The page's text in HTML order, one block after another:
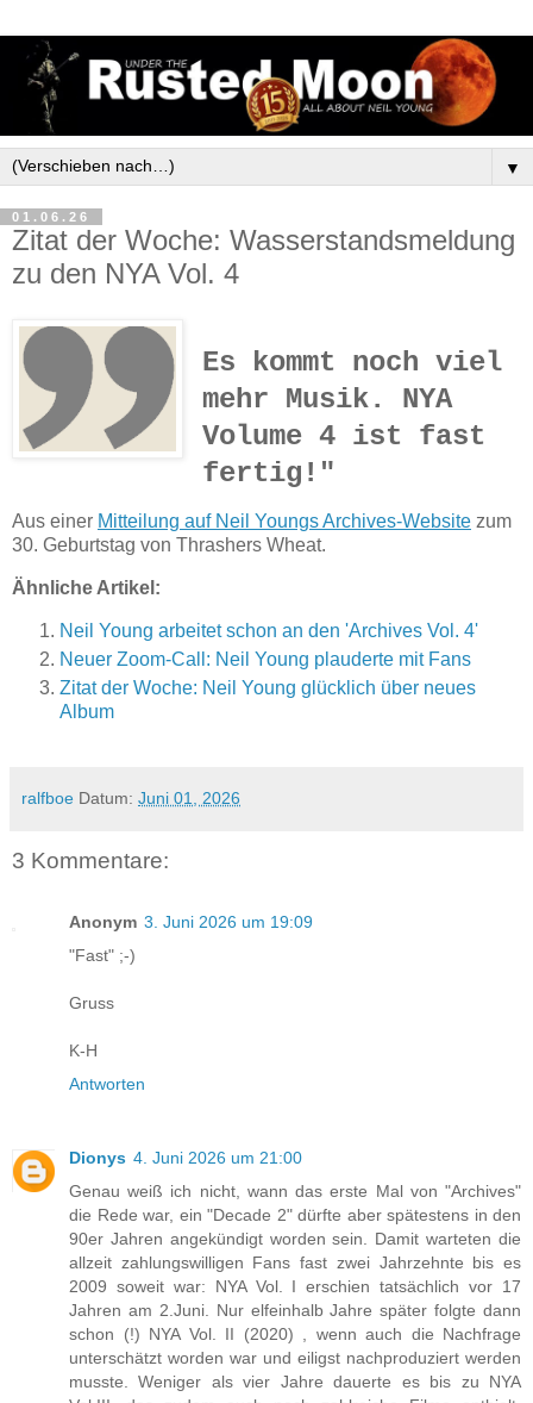
▼
01.06.26
Zitat der Woche: Wasserstandsmeldung
zu den NYA Vol. 4
Es kommt noch viel
mehr Musik. NYA
Volume 4 ist fast
fertig! "
Aus einer Mitteilung auf Neil Youngs Archives-Website zum
30. Geburtstag von Thrashers Wheat.
Ähnliche Artikel:
Neil Young arbeitet schon an den 'Archives Vol. 4'
Neuer Zoom-Call: Neil Young plauderte mit Fans
Zitat der Woche: Neil Young glücklich über neues
Album
ralfboe Datum: Juni 01, 2026
3 Kommentare:
Anonym 3. Juni 2026 um 19:09
"Fast" ;-)
Gruss
K-H
Antworten
Dionys 4. Juni 2026 um 21:00
Genau weiß ich nicht, wann das erste Mal von "Archives"
die Rede war, ein "Decade 2" dürfte aber spätestens in den
90er Jahren angekündigt worden sein. Damit warteten die
allzeit zahlungswilligen Fans fast zwei Jahrzehnte bis es
2009 soweit war: NYA Vol. I erschien tatsächlich vor 17
Jahren am 2.Juni. Nur elfeinhalb Jahre später folgte dann
schon (!) NYA Vol. II (2020) , wenn auch die Nachfrage
unterschätzt worden war und eiligst nachproduziert werden
musste. Weniger als vier Jahre dauerte es bis zu NYA